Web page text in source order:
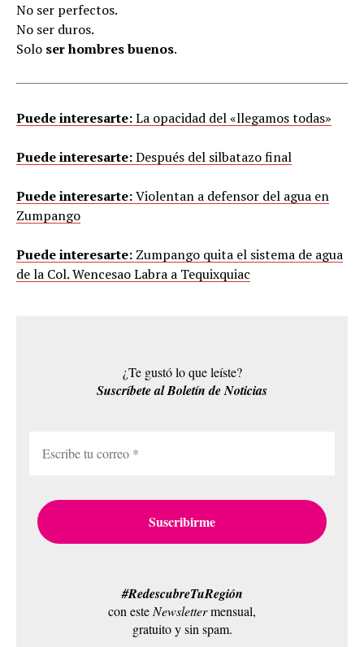
No ser perfectos.
No ser duros.
Solo ser hombres buenos.
Puede interesarte:La opacidad del «llegamos todas»
Puede interesarte:Después del silbatazo final
Puede interesarte:Violentan a defensor del agua en
Zumpango
Puede interesarte: Zumpango quita el sistema de agua
de la Col. Wencesao Labra a Tequixquiac
¿Te gustó lo que leíste?
Suscríbete al Boletín de Noticias
#RedescubreTuRegión
con este Newslettermensual,
gratuito y sin spam.